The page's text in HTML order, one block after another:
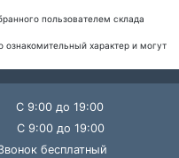
пользователем склада
характер и могут
С 9:00 до 19:00
С 9:00 до 19:00
бесплатный